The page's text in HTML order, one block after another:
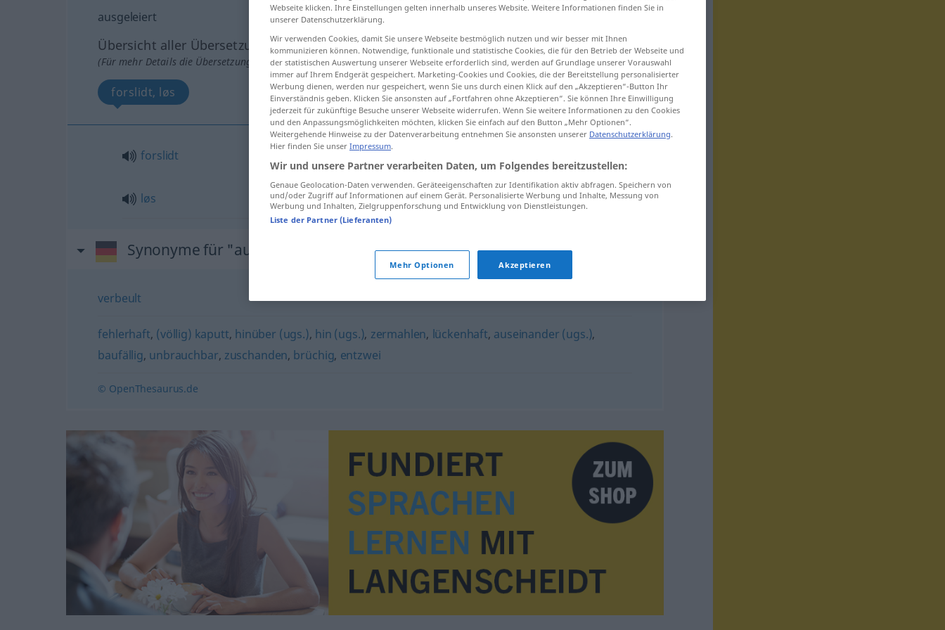
ausgeleiert
Übersicht aller Übersetzungen
(Für mehr Details die Übersetzung anklicken/antippen)
forslidt, løs
forslidt
løs ausgeleiert
Synonyme für "ausgeleiert"
verbeult
fehlerhaft, (völlig) kaputt, hinüber (ugs.), hin (ugs.), zermahlen, lückenhaft, auseinander (ugs.),
baufällig, unbrauchbar, zuschanden, brüchig, entzwei
© OpenThesaurus.de
Webseite klicken. Ihre Einstellungen gelten innerhalb unseres Website. Weitere Informationen finden Sie in
unserer Datenschutzerklärung.
Wir verwenden Cookies, damit Sie unsere Webseite bestmöglich nutzen und wir besser mit Ihnen
kommunizieren können. Notwendige, funktionale und statistische Cookies, die für den Betrieb der Webseite und
der statistischen Auswertung unserer Webseite erforderlich sind, werden auf Grundlage unserer Vorauswahl
immer auf Ihrem Endgerät gespeichert. Marketing-Cookies und Cookies, die der Bereitstellung personalisierter
Werbung dienen, werden nur gespeichert, wenn Sie uns durch einen Klick auf den „Akzeptieren“-Button Ihr
Einverständnis geben. Klicken Sie ansonsten auf „Fortfahren ohne Akzeptieren“. Sie können Ihre Einwilligung
jederzeit für zukünftige Besuche unserer Webseite widerrufen. Wenn Sie weitere Informationen zu den Cookies
und den Anpassungsmöglichkeiten möchten, klicken Sie einfach auf den Button „Mehr Optionen“.
Weitergehende Hinweise zu der Datenverarbeitung entnehmen Sie ansonsten unserer Datenschutzerklärung.
Hier finden Sie unser Impressum.
Wir und unsere Partner verarbeiten Daten, um Folgendes bereitzustellen:
Genaue Geolocation-Daten verwenden. Geräteeigenschaften zur Identifikation aktiv abfragen. Speichern von
und/oder Zugriff auf Informationen auf einem Gerät. Personalisierte Werbung und Inhalte, Messung von
Werbung und Inhalten, Zielgruppenforschung und Entwicklung von Dienstleistungen.
Liste der Partner (Lieferanten)
Mehr Optionen Akzeptieren